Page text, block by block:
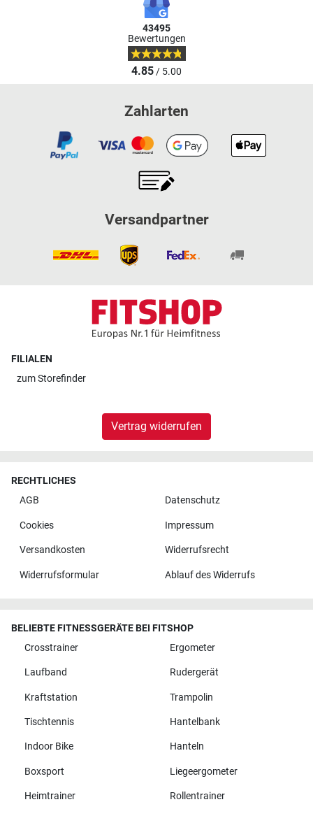
43495
Bewertungen
4.85/ 5.00
Zahlarten
Versandpartner
FILIALEN
zumStorefinder
Vertrag widerrufen
RECHTLICHES
AGB
Datenschutz
Cookies Impressum
Versandkosten Widerrufsrecht
Widerrufsformular Ablauf des Widerrufs
BELIEBTE FITNESSGERÄTE BEI FITSHOP
Crosstrainer
Ergometer
Laufband Rudergerät
Kraftstation Trampolin
Tischtennis Hantelbank
Indoor Bike Hanteln
Boxsport Liegeergometer
Heimtrainer Rollentrainer